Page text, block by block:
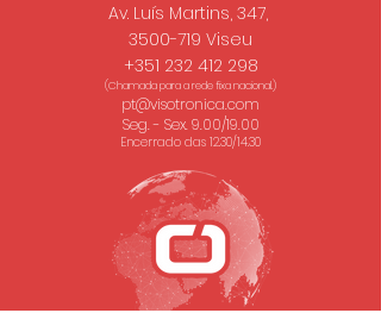
Av. Luís Martins, 347,
3500-719 Viseu
+351 232 412 298
(Chamada para a rede fixa nacional.)
pt@visotronica.com
Seg. - Sex. 9.00/19.00
Encerrado das 12.30/14.30